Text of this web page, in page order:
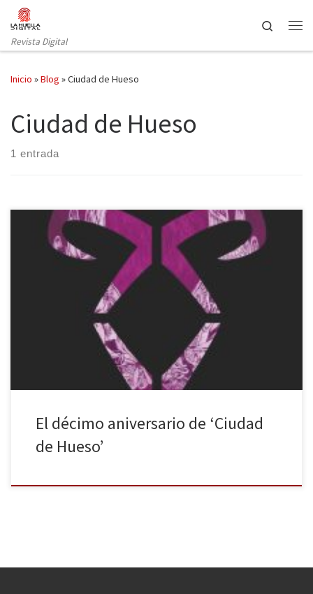
Saltar al contenido
Revista Digital
Search
Inicio »Blog »Ciudad de Hueso
Ciudad de Hueso
1 entrada
Diez años han pasado desde la publicación en español de
Cazadores de sombra: Ciudad de Hueso de Cassandra Clare. Por
su aniversario, el sello Destino publica una edición especial de la
trilogía original (los tres primeros libros publicados, ya que esta
serie se compuso, finalmente, por seis volúmenes), que en […]
El décimo aniversario de ‘Ciudad
de Hueso’